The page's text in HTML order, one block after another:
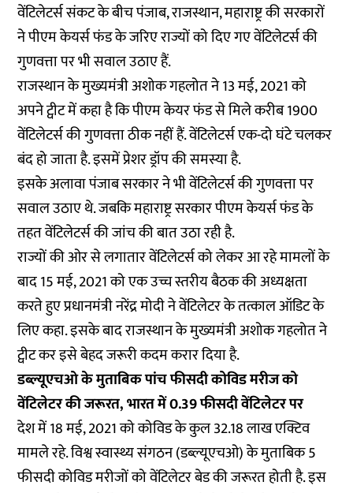
वेंटिलेटर्स संकट के बीच पंजाब, राजस्थान, महाराष्ट्र की सरकारों
ने पीएम केयर्स फंड के जरिए राज्यों को दिए गए वेंटिलेटर्स की
गुणवत्ता पर भी सवाल उठाए हैं.
राजस्थान के मुख्यमंत्री अशोक गहलोत ने 13 मई, 2021 को
अपनेट्वीटमें कहा है कि पीएम केयर फंड से मिले करीब 1900
वेंटिलेटर्स की गुणवत्ता ठीक नहीं हैं. वेंटिलेटर्स एक-दो घंटे चलकर
बंद हो जाता है. इसमें प्रेशर ड्रॉप की समस्या है.
इसके अलावा पंजाब सरकार ने भी वेंटिलेटर्स की गुणवत्ता पर
सवाल उठाए थे. जबकि महाराष्ट्र सरकार पीएम केयर्स फंड के
तहत वेंटिलेटर्स की जांच की बात उठा रही है.
राज्यों की ओर से लगातार वेंटिलेटर्स को लेकर आ रहे मामलों के
बाद 15 मई, 2021 को एक उच्च स्तरीय बैठक की अध्यक्षता
करते हुए प्रधानमंत्री नरेंद्र मोदी ने वेंटिलेटर केतत्काल ऑडिट के
लिए कहा. इसके बाद राजस्थान के मुख्यमंत्री अशोक गहलोत ने
ट्वीट कर इसे बेहद जरूरी कदम करार दिया है.
डब्ल्यूएचओ के मुताबिक पांच फीसदी कोविड मरीज को
वेंटिलेटर की जरूरत, भारत में 0.39 फीसदी वेंटिलेटर पर
देश में 18 मई, 2021 को कोविड के कुल 32.18 लाख एक्टिव
मामले रहे. विश्व स्वास्थ्य संगठन(डब्ल्यूएचओ) के मुताबिक 5
फीसदी कोविड मरीजों को वेंटिलेटर बेड की जरूरतहोती है. इस